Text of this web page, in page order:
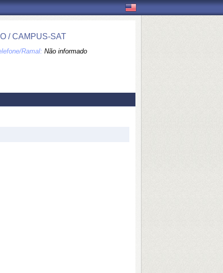
/ CAMPUS-SAT
Ramal: Não informado